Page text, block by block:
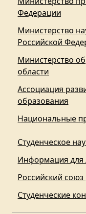
Федерации
Министерство
Российской
Министерство
области
Ассоциация
образования
Национальные
Студенческое
Информация для
Российский
Студенческие